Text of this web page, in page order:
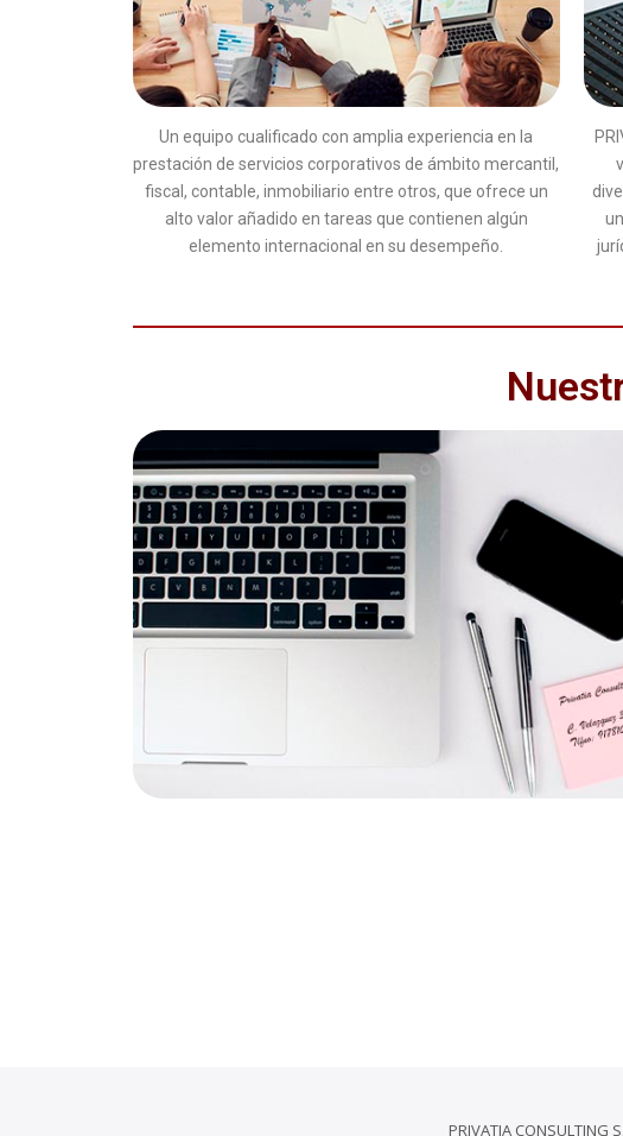
Un equipo cualificado con amplia experiencia en la
prestación de servicios corporativos de ámbito mercantil,
fiscal, contable, inmobiliario entre otros, que ofrece un
alto valor añadido en tareas que contienen algún
elemento internacional en su desempeño.
PRIVATIA CONSULTING